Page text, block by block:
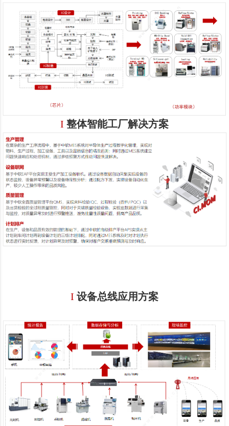
I 整体智能工厂解决方案
I 设备总线应用方案